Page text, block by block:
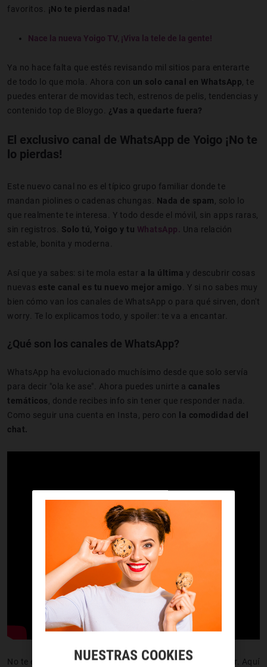
favoritos. ¡No te pierdas nada!
Nace la nueva Yoigo TV, ¡Viva la tele de la gente!
Ya no hace falta que estés revisando mil sitios para enterarte
de todo lo que mola. Ahora con un solo canal en WhatsApp , te
puedes enterar de movidas tech, estrenos de pelis, tendencias y
contenido top de Bloygo. ¿Vas a quedarte fuera?
El exclusivo canal de WhatsApp de Yoigo ¡No te
lo pierdas!
Este nuevo canal no es el típico grupo familiar donde te
mandan piolines o cadenas chungas. Nada de spam , solo lo
que realmente te interesa. Y todo desde el móvil, sin apps raras,
sin registros. Solo tú, Yoigo y tu WhatsApp. Una relación
estable, bonita y moderna.
Así que ya sabes: si te mola estar a la última y descubrir cosas
nuevas este canal es tu nuevo mejor amigo . Y si no sabes muy
bien cómo van los canales de WhatsApp o para qué sirven, don't
worry. Te lo explicamos todo, y spoiler: te va a encantar.
¿Qué son los canales de WhatsApp?
WhatsApp ha evolucionado muchísimo desde que solo servía
para decir "ola ke ase". Ahora puedes unirte a canales
temáticos , donde recibes info sin tener que responder nada.
Como seguir una cuenta en Insta, pero con la comodidad del
chat.
No te estreses, no es otro grupo de los que no puedes salir. Aquí
NUESTRAS COOKIES